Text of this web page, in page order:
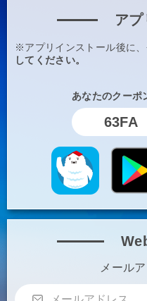
ア
※アプリインストール後に
してください。
あなたのクーポ
63FA
メール